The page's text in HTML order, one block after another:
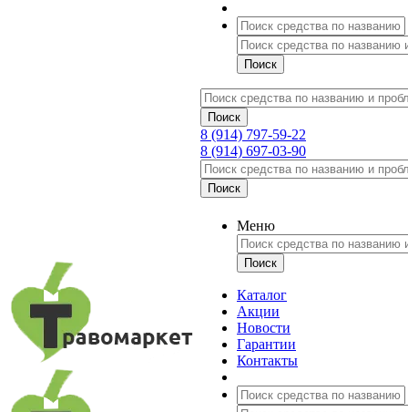
8 (914) 797-59-22
8 (914) 697-03-90
Меню
Каталог
Акции
Новости
Гарантии
Контакты